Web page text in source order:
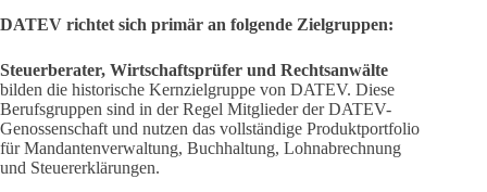
DATEV richtet sich primär an folgende Zielgruppen:
Steuerberater, Wirtschaftsprüfer und Rechtsanwälte
bilden die historische Kernzielgruppe von DATEV. Diese
Berufsgruppen sind in der Regel Mitglieder der DATEV-
Genossenschaft und nutzen das vollständige Produktportfolio
für Mandantenverwaltung, Buchhaltung, Lohnabrechnung
und Steuererklärungen.